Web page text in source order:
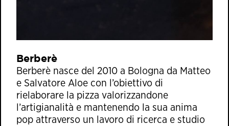
Berberè
Berberè nasce del 2010 a Bologna da Matteo
e Salvatore Aloe con l’obiettivo di
rielaborare la pizza valorizzandone
l’artigianalità e mantenendo la sua anima
pop attraverso un lavoro di ricerca e studio